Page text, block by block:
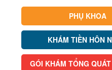
PHỤ KHOA
KHÁM TIỀN HÔN
GÓI KHÁM TỔNG